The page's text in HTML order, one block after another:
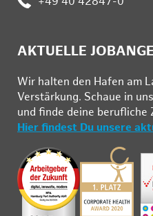
:
AKTUELLE
Wir hal­ten den Ha­fen am
Ver­stär­kung. Schau­e in
und fin­de deine be­ruf­li­che
Hier findest Du unsere